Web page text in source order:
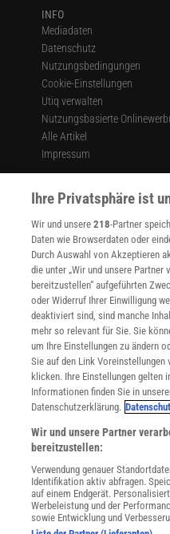
INFO
Mediadaten
Datenschutz
Nutzungsbedingungen
Cookie-Einstellungen
Utiq verwalten
Nutzungsbasierte
Alle Artikel
Impressum
Angebote für Schulen
Sprachen lernen mit Gymglish
Lexika
Für Spektrum schreiben
Zugänglichkeitserklärung
WEBSEITEN
KielSCN
Wissenschaft in die Schulen
SciLogs
Uns finden Sie auch hier:
Ihre Privatsphäre ist
Wir und unsere218-Partner
Daten wie Browserdaten oder
Durch Auswahl von Akzeptieren
die unter „Wir und unsere Partner
bereitzustellen“ aufgeführten
oder Widerruf Ihrer Einwilligung
deaktiviert sind, sind manche
mehr so relevant für Sie. Sie
um Ihre Einstellungen zu ändern
Sie auf den Link Voreinstellungen
klicken. Ihre Einstellungen gelten
Informationen finden Sie in
Datenschutzerklärung.
Wir und unsere Partner
bereitzustellen:
Verwendung genauer
Identifikation aktiv abfragen.
auf einem Endgerät.
Werbeleistung und der
sowie Entwicklung und